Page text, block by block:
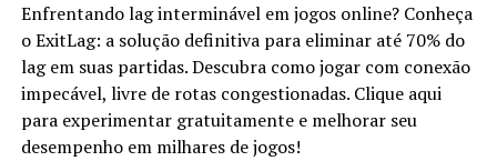
Enfrentando lag interminável em jogos online? Conheça
o ExitLag: a solução definitiva para eliminar até 70% do
lag em suas partidas. Descubra como jogar com conexão
impecável, livre de rotas congestionadas. Clique aqui
para experimentar gratuitamente e melhorar seu
desempenho em milhares de jogos!